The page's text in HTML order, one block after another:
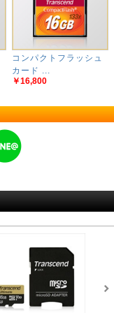
コンパクトフラッシュ
カード ...
￥16,800